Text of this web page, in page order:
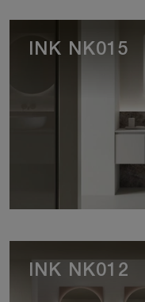
INK NK015
INK NK012